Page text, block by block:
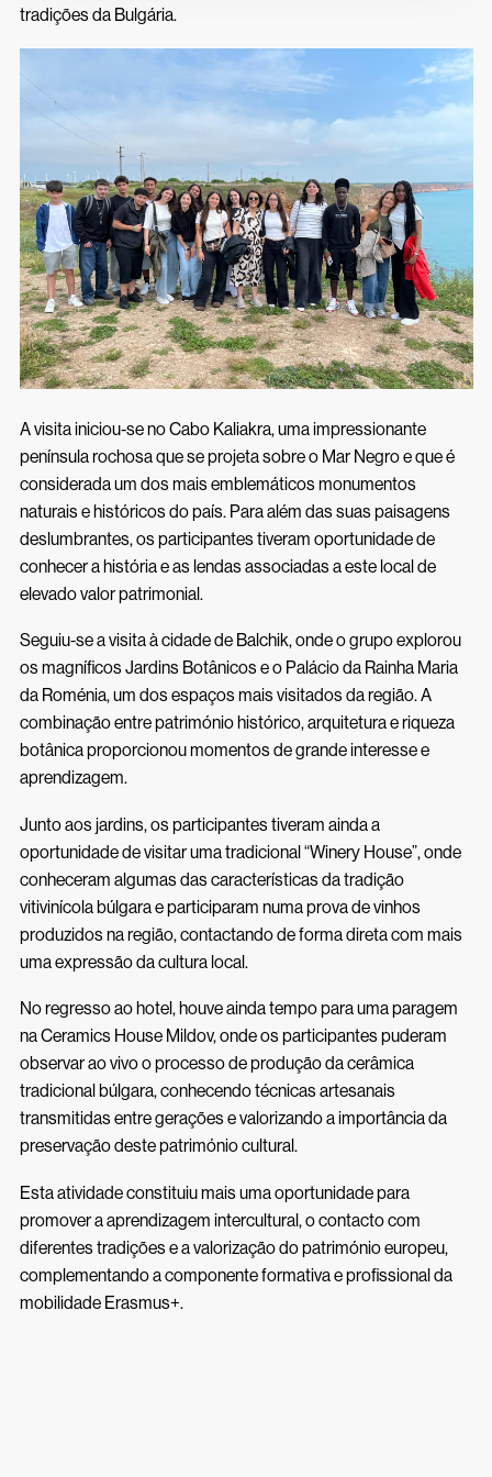
Acessos Inovar
Acesso ao Ensino Superior
tradições da Bulgária.
A visita iniciou-se no Cabo Kaliakra, uma impressionante
península rochosa que se projeta sobre o Mar Negro e que é
considerada um dos mais emblemáticos monumentos
naturais e históricos do país. Para além das suas paisagens
deslumbrantes, os participantes tiveram oportunidade de
conhecer a história e as lendas associadas a este local de
elevado valor patrimonial.
Seguiu-se a visita à cidade de Balchik, onde o grupo explorou
os magníficos Jardins Botânicos e o Palácio da Rainha Maria
da Roménia, um dos espaços mais visitados da região. A
combinação entre património histórico, arquitetura e riqueza
botânica proporcionou momentos de grande interesse e
aprendizagem.
Junto aos jardins, os participantes tiveram ainda a
oportunidade de visitar uma tradicional “Winery House”, onde
conheceram algumas das características da tradição
vitivinícola búlgara e participaram numa prova de vinhos
produzidos na região, contactando de forma direta com mais
uma expressão da cultura local.
No regresso ao hotel, houve ainda tempo para uma paragem
na Ceramics House Mildov, onde os participantes puderam
observar ao vivo o processo de produção da cerâmica
tradicional búlgara, conhecendo técnicas artesanais
transmitidas entre gerações e valorizando a importância da
preservação deste património cultural.
Esta atividade constituiu mais uma oportunidade para
promover a aprendizagem intercultural, o contacto com
diferentes tradições e a valorização do património europeu,
complementando a componente formativa e profissional da
mobilidade Erasmus+.